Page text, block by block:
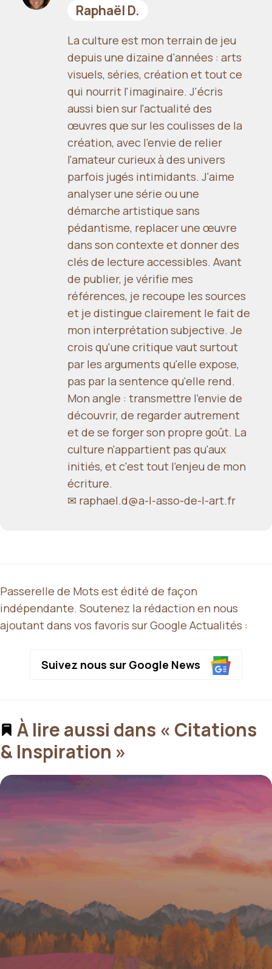
Raphaël D.
La culture est mon terrain de jeu
depuis une dizaine d'années : arts
visuels, séries, création et tout ce
qui nourrit l'imaginaire. J'écris
aussi bien sur l'actualité des
œuvres que sur les coulisses de la
création, avec l'envie de relier
l'amateur curieux à des univers
parfois jugés intimidants. J'aime
analyser une série ou une
démarche artistique sans
pédantisme, replacer une œuvre
dans son contexte et donner des
clés de lecture accessibles. Avant
de publier, je vérifie mes
références, je recoupe les sources
et je distingue clairement le fait de
mon interprétation subjective. Je
crois qu'une critique vaut surtout
par les arguments qu'elle expose,
pas par la sentence qu'elle rend.
Mon angle : transmettre l'envie de
découvrir, de regarder autrement
et de se forger son propre goût. La
culture n'appartient pas qu'aux
initiés, et c'est tout l'enjeu de mon
écriture.
✉ raphael.d@a-l-asso-de-l-art.fr
Passerelle de Mots est édité de façon
indépendante. Soutenez la rédaction en nous
ajoutant dans vos favoris sur Google Actualités :
Suivez nous sur Google News
À lire aussi dans « Citations
& Inspiration »